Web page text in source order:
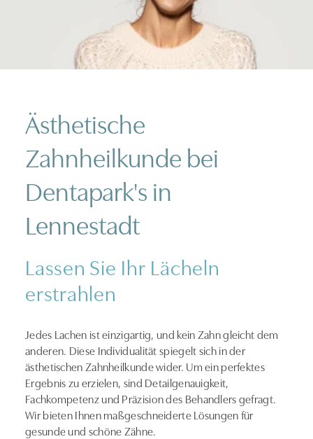
Ästhetische
Zahnheilkunde bei
Dentapark's in
Lennestadt
Lassen Sie Ihr Lächeln
erstrahlen
Jedes Lachen ist einzigartig, und kein Zahn gleicht dem
anderen. Diese Individualität spiegelt sich in der
ästhetischen Zahnheilkunde wider. Um ein perfektes
Ergebnis zu erzielen, sind Detailgenauigkeit,
Fachkompetenz und Präzision des Behandlers gefragt.
Wir bieten Ihnen maßgeschneiderte Lösungen für
gesunde und schöne Zähne.